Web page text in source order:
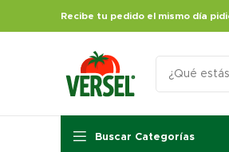
Recibe tu pedido el mismo día
Buscar Categorías